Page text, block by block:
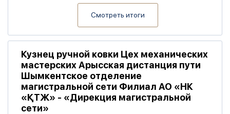
Смотреть итоги
Кузнец ручной ковки Цех механических
мастерских Арысская дистанция пути
Шымкентское отделение
магистральной сети Филиал АО «НК
«ҚТЖ» - «Дирекция магистральной
сети»